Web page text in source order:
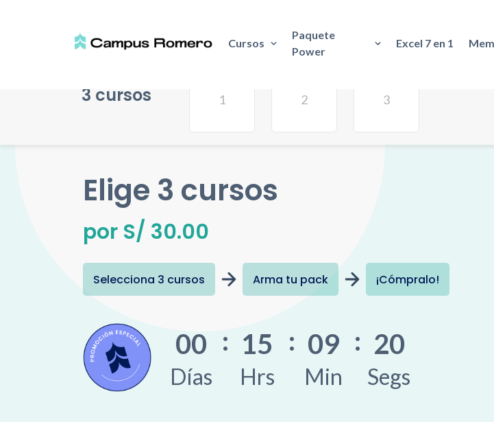
Cursos
Paquete
Power
Excel 7 en 1
Elige 3 cursos
por S/ 30.00
Selecciona 3 cursos Arma tu pack ¡Cómpralo!
00
Días
15
Hrs
09
Min
18
Segs
3 cursos